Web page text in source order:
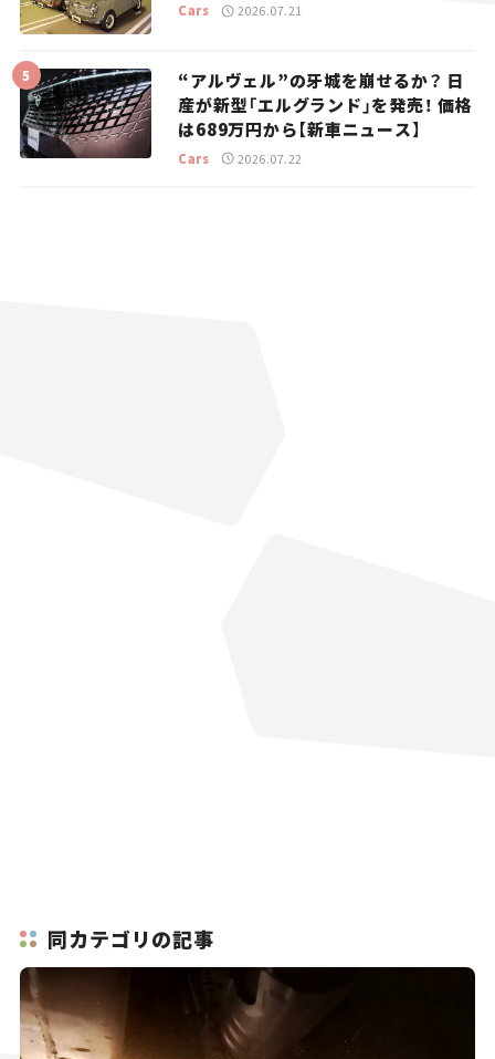
Cars 2026.07.21
“アルヴェル”の牙城を崩せるか？ 日
産が新型「エルグランド」を発売！ 価格
は689万円から【新車ニュース】
Cars 2026.07.22
同カテゴリの記事